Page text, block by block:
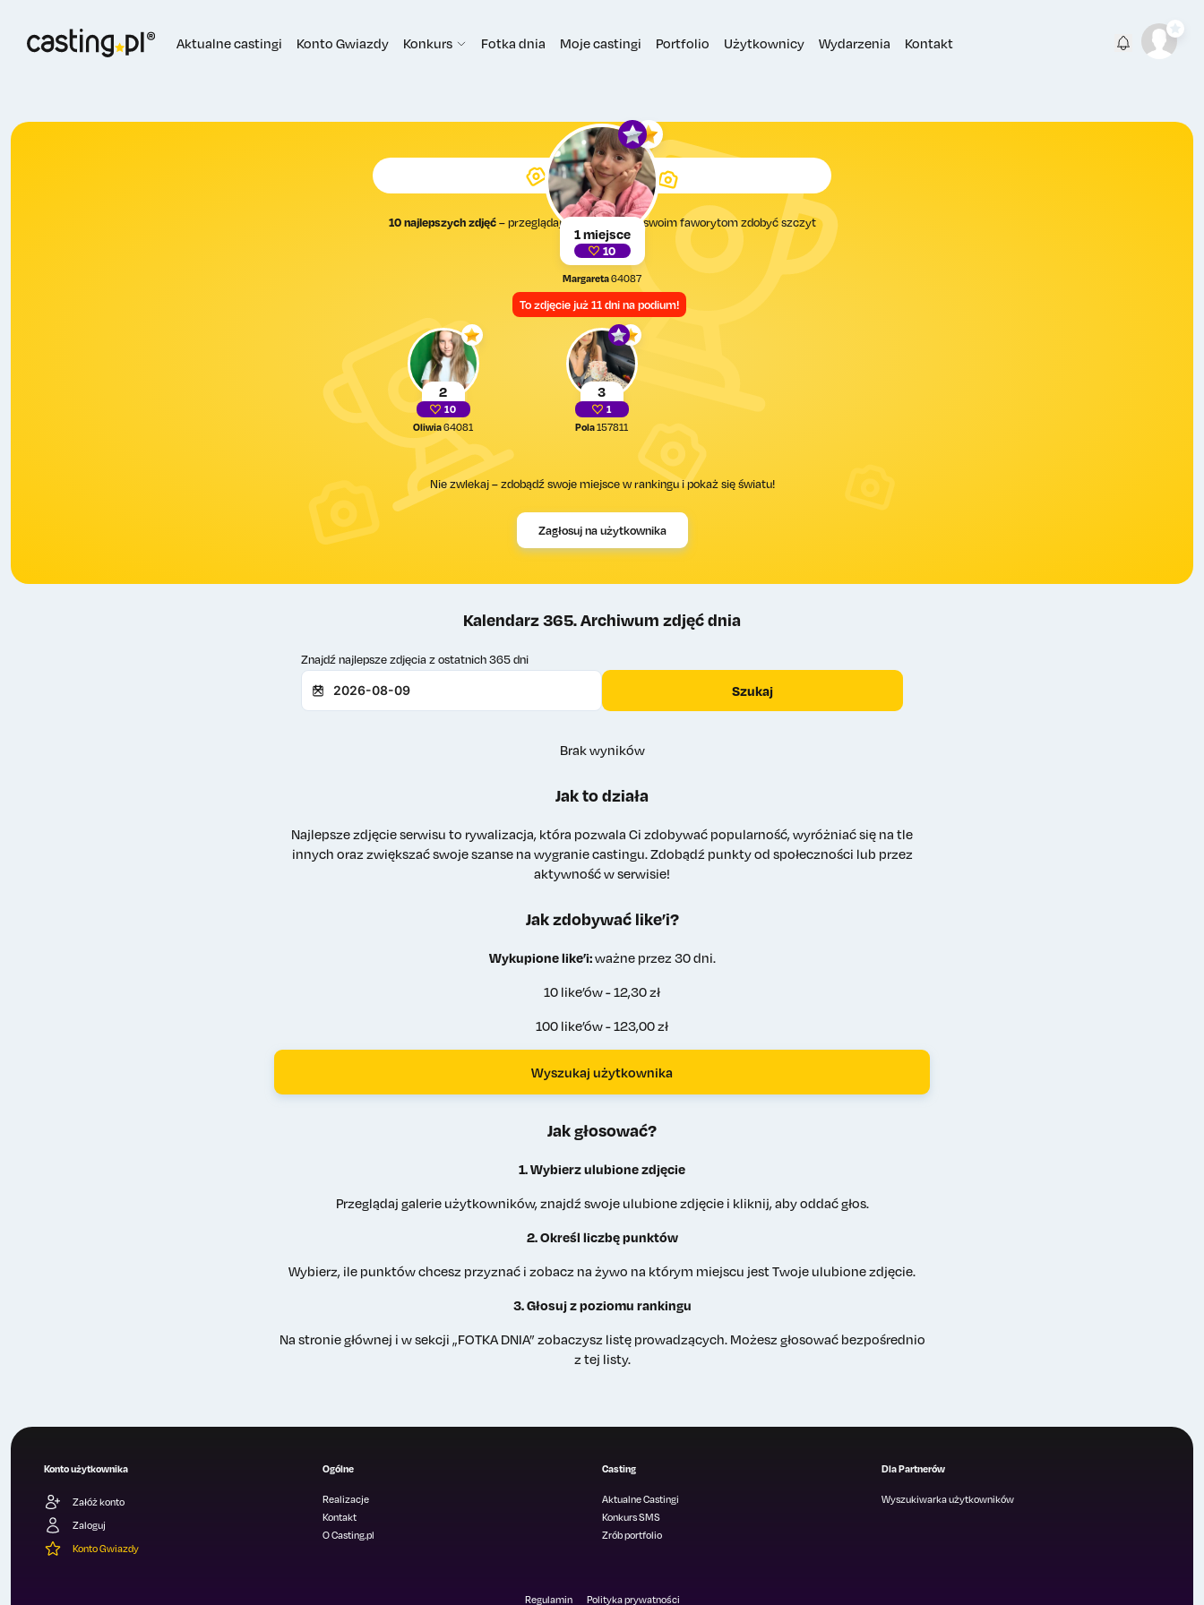
Aktualne castingi Konto Gwiazdy Konkurs Fotka dnia Moje castingi Portfolio Użytkownicy Wydarzenia Kontakt
FOTKA DNIA
10 najlepszych zdjęć– przeglądaj, głosuj i pomóż swoim faworytom zdobyć szczyt
rankingu!
1 miejsce
10
Margareta64087
To zdjęcie już 11 dni na podium!
2
10
Oliwia64081
3
1
Pola157811
Nie zwlekaj – zdobądź swoje miejsce w rankingu i pokaż się światu!
Zagłosuj na użytkownika
Kalendarz 365. Archiwum zdjęć dnia
Znajdź najlepsze zdjęcia z ostatnich 365 dni
Szukaj
Brak wyników
Jak to działa
Najlepsze zdjęcie serwisu to rywalizacja, która pozwala Ci zdobywać popularność, wyróżniać się na tle
innych oraz zwiększać swoje szanse na wygranie castingu. Zdobądź punkty od społeczności lub przez
aktywność w serwisie!
Jak zdobywać like’i?
Wykupione like’i:ważne przez 30 dni.
10 like’ów - 12,30 zł
100 like’ów - 123,00 zł
Wyszukaj użytkownika
Jak głosować?
1. Wybierz ulubione zdjęcie
Przeglądaj galerie użytkowników, znajdź swoje ulubione zdjęcie i kliknij, aby oddać głos.
2. Określ liczbę punktów
Wybierz, ile punktów chcesz przyznać i zobacz na żywo na którym miejscu jest Twoje ulubione zdjęcie.
3. Głosuj z poziomu rankingu
Na stronie głównej i w sekcji „FOTKA DNIA” zobaczysz listę prowadzących. Możesz głosować bezpośrednio
z tej listy.
Konto użytkownika
Załóż konto
Zaloguj
Konto Gwiazdy
Ogólne
Realizacje
Kontakt
O Casting.pl
Casting
Aktualne Castingi
Konkurs SMS
Zrób portfolio
Dla Partnerów
Wyszukiwarka użytkowników
Regulamin Polityka prywatności